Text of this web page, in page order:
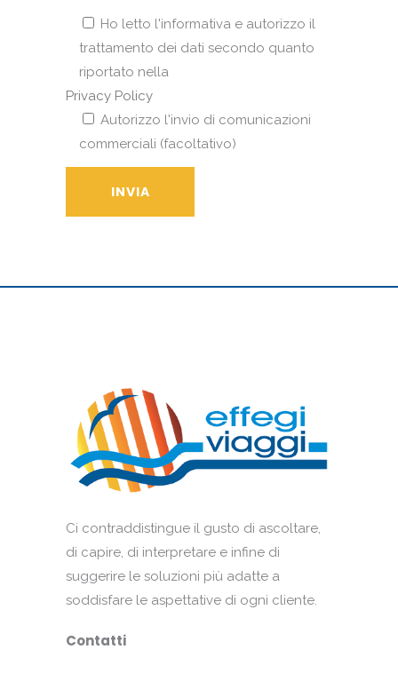
Ho letto l'informativa e autorizzo il
trattamento dei dati secondo quanto
riportato nella
Privacy Policy
Autorizzo l'invio di comunicazioni
commerciali (facoltativo)
Ci contraddistingue il gusto di ascoltare,
di capire, di interpretare e infine di
suggerire le soluzioni più adatte a
soddisfare le aspettative di ogni cliente.
Contatti